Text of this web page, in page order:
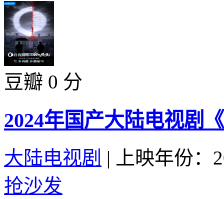
豆瓣 0 分
2024年国产大陆电视剧
大陆电视剧 |
上映年份：
抢沙发